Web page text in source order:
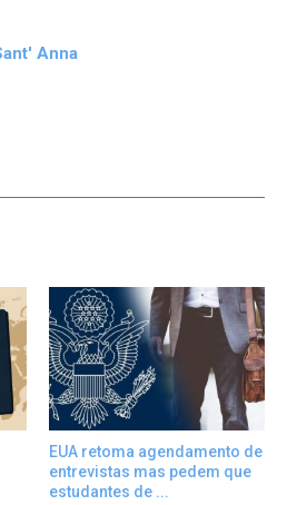
Anna
EUA retoma agendamento de
entrevistas mas pedem que
estudantes de ...